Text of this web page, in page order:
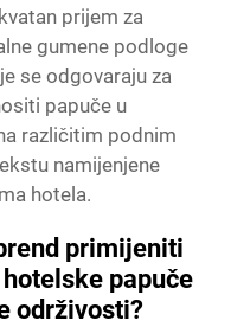
prijem za
gumene podloge
se odgovaraju za
papuče u
različitim podnim
namijenjene
hotela.
primijeniti
papuče
održivosti?